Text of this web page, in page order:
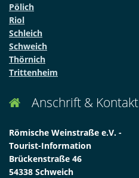
Pölich
Riol
Schleich
Schweich
Thörnich
Trittenheim
 Anschrift & Kontakt
Römische Weinstraße e.V. -
Tourist-Information
Brückenstraße 46
54338 Schweich